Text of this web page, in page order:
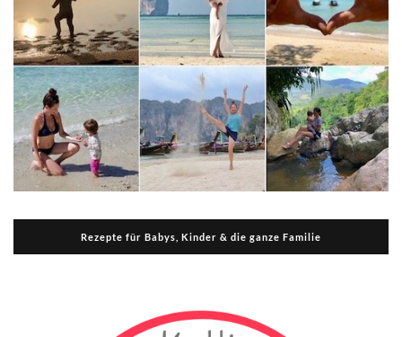
Rezepte für Babys, Kinder & die ganze Familie